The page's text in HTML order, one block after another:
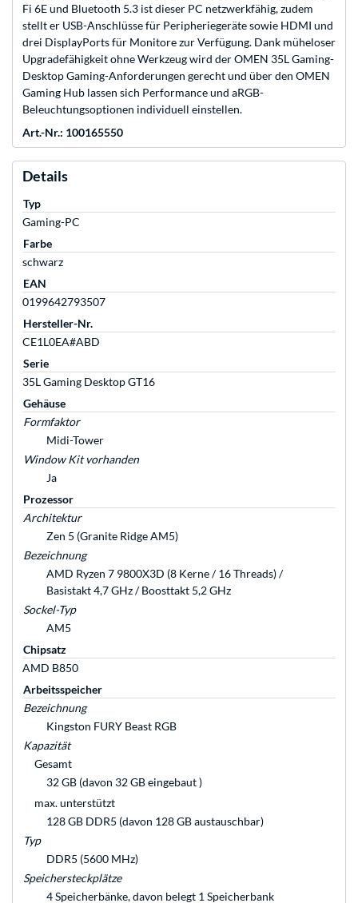
Fi 6E und Bluetooth 5.3 ist dieser PC netzwerkfähig, zudem
stellt er USB-Anschlüsse für Peripheriegeräte sowie HDMI und
drei DisplayPorts für Monitore zur Verfügung. Dank müheloser
Upgradefähigkeit ohne Werkzeug wird der OMEN 35L Gaming-
Desktop Gaming-Anforderungen gerecht und über den OMEN
Gaming Hub lassen sich Performance und aRGB-
Beleuchtungsoptionen individuell einstellen.
Art.-Nr.: 100165550
Details
Typ
Gaming-PC
Farbe
schwarz
EAN
0199642793507
Hersteller-Nr.
CE1L0EA#ABD
Serie
35L Gaming Desktop GT16
Gehäuse
Formfaktor
Midi-Tower
Window Kit vorhanden
Ja
Prozessor
Architektur
Zen 5 (Granite Ridge AM5)
Bezeichnung
AMD Ryzen 7 9800X3D (8 Kerne / 16 Threads) /
Basistakt 4,7 GHz / Boosttakt 5,2 GHz
Sockel-Typ
AM5
Chipsatz
AMD B850
Arbeitsspeicher
Bezeichnung
Kingston FURY Beast RGB
Kapazität
Gesamt
32 GB (davon 32 GB eingebaut )
max. unterstützt
128 GB DDR5 (davon 128 GB austauschbar)
Typ
DDR5 (5600 MHz)
Speichersteckplätze
4 Speicherbänke, davon belegt 1 Speicherbank